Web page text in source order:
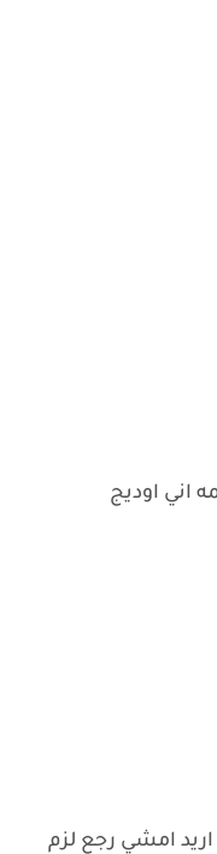
اني اوديج
امشي رجع لزم